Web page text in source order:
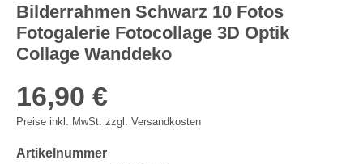
Bilderrahmen Schwarz 10 Fotos
Fotogalerie Fotocollage 3D Optik
Collage Wanddeko
16,90 €
Preise inkl. MwSt. zzgl. Versandkosten
Artikelnummer